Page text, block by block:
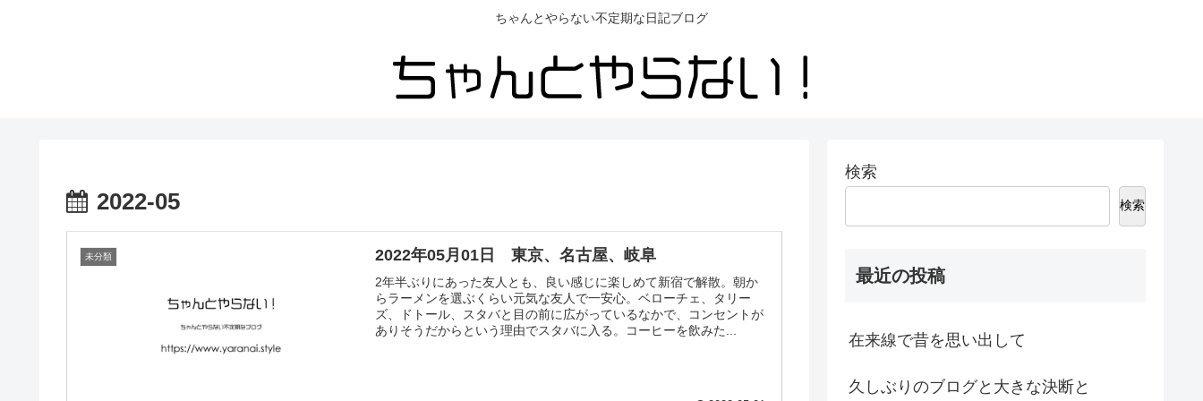
ちゃんとやらない不定期な日記ブログ
2022-05
未分類 2022年05月01日 東京、名古屋、岐阜
2年半ぶりにあった友人とも、良い感じに楽しめて新宿で解散。朝か
らラーメンを選ぶくらい元気な友人で一安心。ベローチェ、タリー
ズ、ドトール、スタバと目の前に広がっているなかで、コンセントが
ありそうだからという理由でスタバに入る。コーヒーを飲みた...
検索
検索
最近の投稿
在来線で昔を思い出して
久しぶりのブログと大きな決断と